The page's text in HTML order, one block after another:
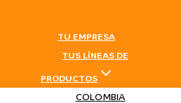
TU EMPRESA
TUS LÍNEAS DE
PRODUCTOS
COLOMBIA